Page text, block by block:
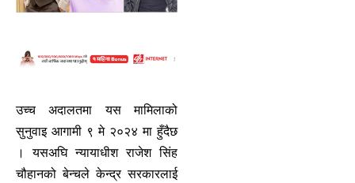
उच्च अदालतमा यस मामिलाको
सुनुवाइ आगामी ९ मे २०२४ मा हुँदैछ
। यसअघि न्यायाधीश राजेश सिंह
चौहानको बेन्चले केन्द्र सरकारलाई